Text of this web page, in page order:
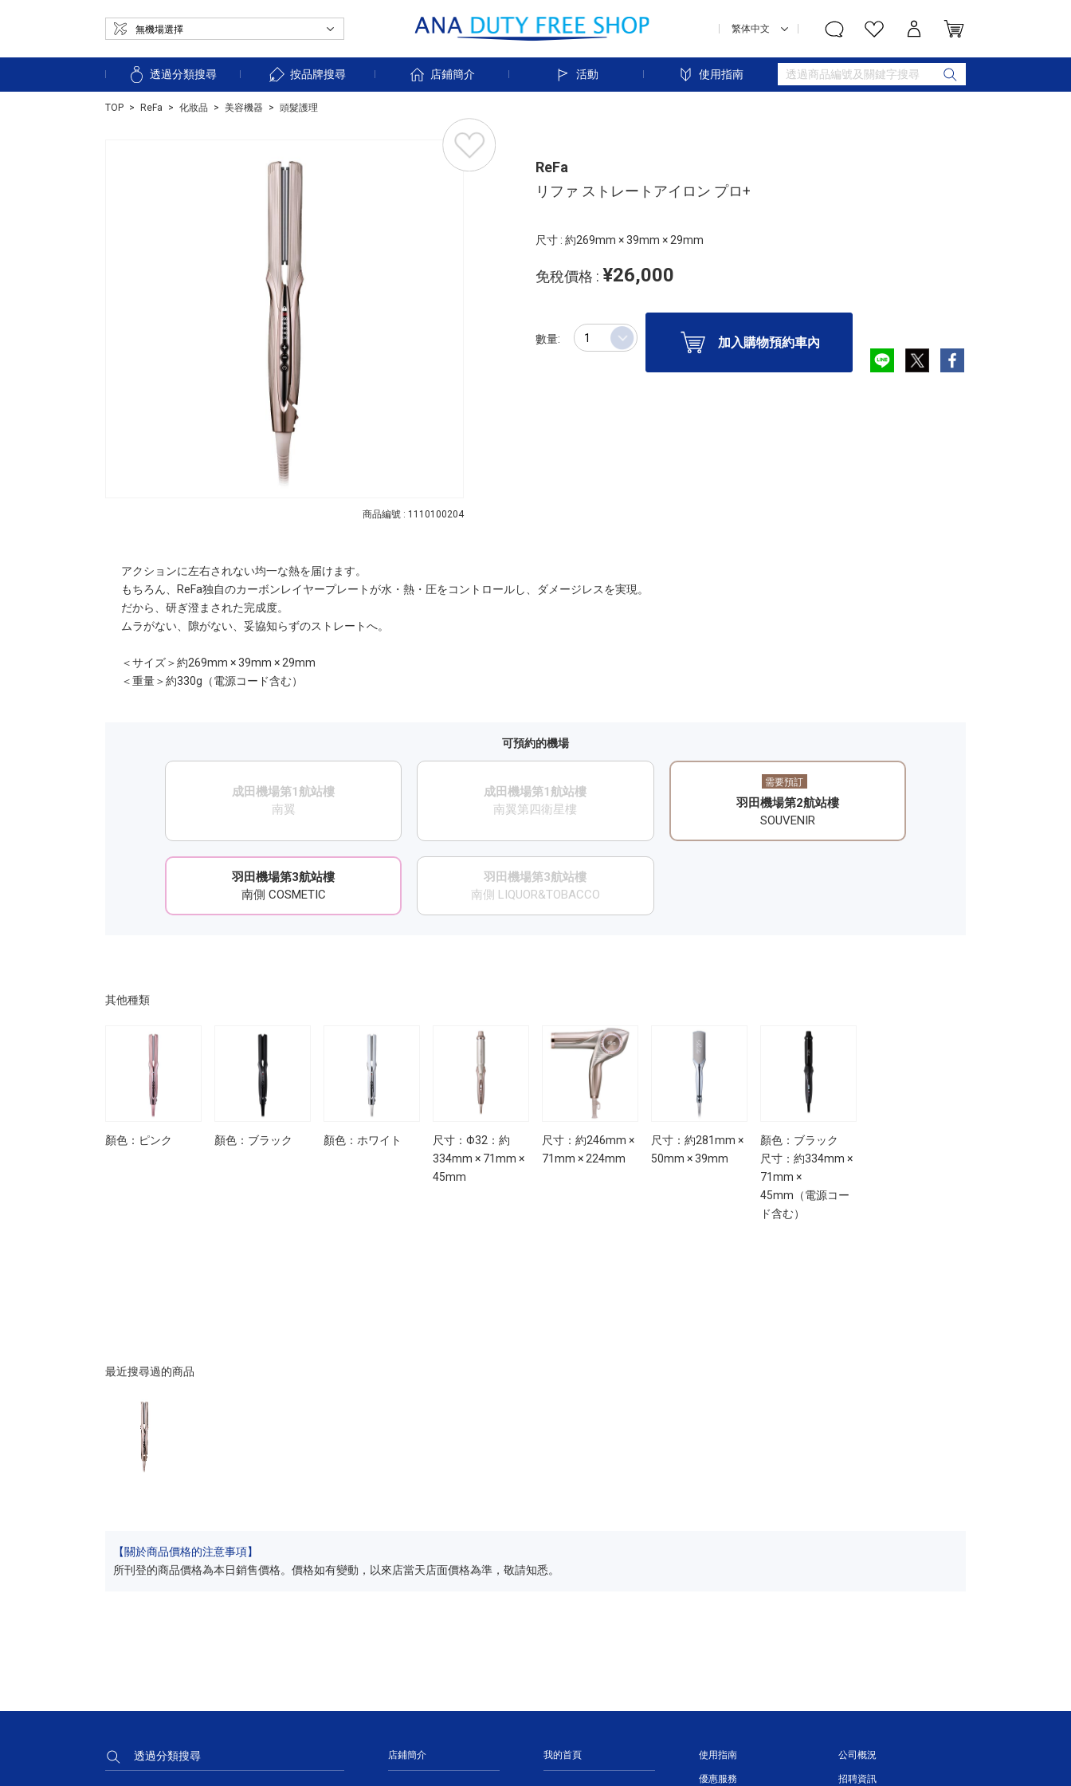
透過分類搜尋 按品牌搜尋 店鋪簡介 活動 使用指南
TOP ReFa 化妝品 美容機器 頭髮護理
商品編號 : 1110100204
ReFa
リファ ストレートアイロン プロ+
尺寸 : 約269mm × 39mm × 29mm
免稅價格 : ¥26,000
數量: 加入購物預約車內
アクションに左右されない均一な熱を届けます。
もちろん、ReFa独自のカーボンレイヤープレートが水・熱・圧をコントロールし、ダメージレスを実現。
だから、研ぎ澄まされた完成度。
ムラがない、隙がない、妥協知らずのストレートへ。
＜サイズ＞約269mm × 39mm × 29mm
＜重量＞約330g（電源コード含む）
可預約的機場
成田機場第1航站樓
南翼
成田機場第1航站樓
南翼第四衛星樓
需要預訂
羽田機場第2航站樓
SOUVENIR
羽田機場第3航站樓
南側 COSMETIC
羽田機場第3航站樓
南側 LIQUOR&TOBACCO
其他種類
顏色：ピンク 顏色：ブラック 顏色：ホワイト
尺寸：Φ32：約
334mm × 71mm ×
45mm
尺寸：約246mm ×
71mm × 224mm
尺寸：約281mm ×
50mm × 39mm
顏色：ブラック
尺寸：約334mm ×
71mm ×
45mm（電源コー
ド含む）
最近搜尋過的商品
【關於商品價格的注意事項】
所刊登的商品價格為本日銷售價格。價格如有變動，以來店當天店面價格為準，敬請知悉。
透過分類搜尋 店鋪簡介 我的首頁 使用指南
優惠服務
公司概況
招聘資訊